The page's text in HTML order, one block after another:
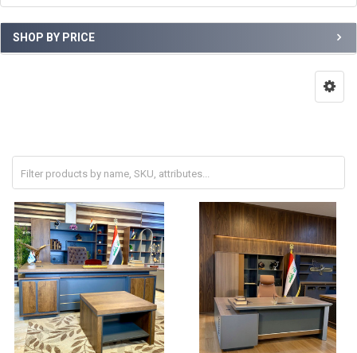
SHOP BY PRICE